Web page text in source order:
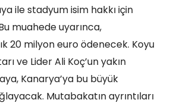
ile stadyum isim hakkı için
muahede uyarınca,
20 milyon euro ödenecek. Koyu
ve Lider Ali Koç’un yakın
Kanarya’ya bu büyük
Mutabakatın ayrıntıları